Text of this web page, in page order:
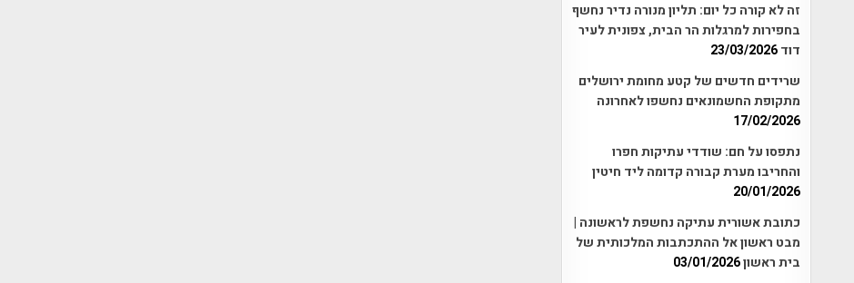
זה לא קורה כל יום: תליון מנורה נדיר נחשף
בחפירות למרגלות הר הבית, צפונית לעיר
דוד23/03/2026
שרידים חדשים של קטע מחומת ירושלים
מתקופת החשמונאים נחשפו לאחרונה
17/02/2026
נתפסו על חם: שודדי עתיקות חפרו
והחריבו מערת קבורה קדומה ליד חיטין
20/01/2026
כתובת אשורית עתיקה נחשפת לראשונה |
מבט ראשון אל ההתכתבות המלכותית של
בית ראשון03/01/2026